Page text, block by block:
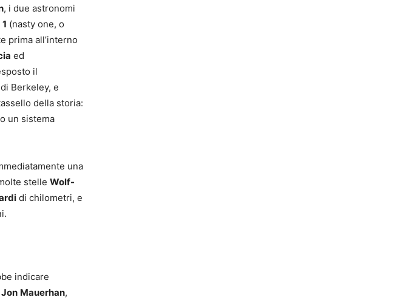
, i due astronomi
1 (nasty one, o
prima all’interno
ed
il
di Berkeley, e
della storia:
un sistema
una
stelle Wolf-
di chilometri, e
indicare
Jon Mauerhan,